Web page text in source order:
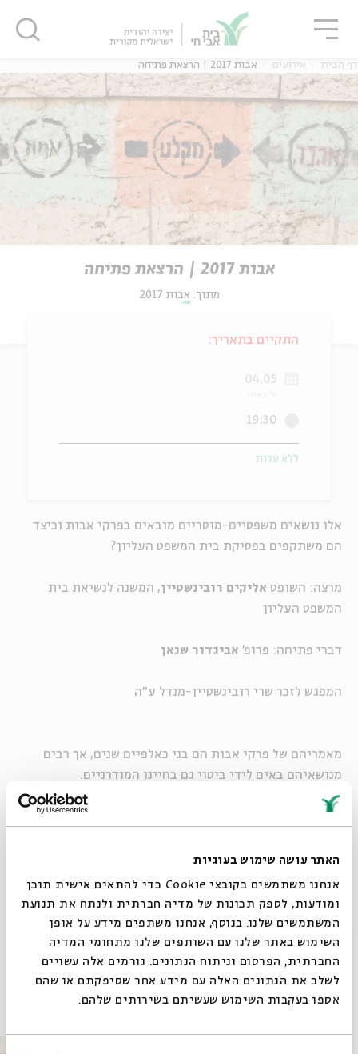
האתר עושה שימוש בעוגיות
אנחנו משתמשים בקובצי Cookie כדי להתאים אישית תוכן
ומודעות, לספק תכונות של מדיה חברתית ולנתח את תנועת
המשתמשים שלנו. בנוסף, אנחנו משתפים מידע על אופן
השימוש באתר שלנו עם השותפים שלנו מתחומי המדיה
החברתית, הפרסום וניתוח הנתונים. גורמים אלה עשויים
לשלב את הנתונים האלה עם מידע אחר שסיפקתם או שהם
אספו בעקבות השימוש שעשיתם בשירותים שלהם.
דף הבית אירועים אבות 2017 | הרצאת פתיחה
אבות 2017 | הרצאת פתיחה
מתוך: אבות 2017
אלו נושאים משפטיים-מוסריים מובאים בפרקי אבות וכיצד
הם משתקפים בפסיקת בית המשפט העליון?
מרצה: השופט אליקים רובינשטיין, המשנה לנשיאת בית
המשפט העליון
דברי פתיחה: פרופ' אביגדור שנאן
המפגש לזכר שרי רובינשטיין-מנדל ע"ה
מאמריהם של פרקי אבות הם בני כאלפיים שנים, אך רבים
מנושאיהם באים לידי ביטוי גם בחיינו המודרניים.
בכל מפגש נעסוק בלימוד מונחה של משניות מתוך פרקי אבות
ובחיבורם אל החברה הישראלית.
הוספה ליומן
התקיים בתאריך:
04.05
19:30
ללא עלות
אירועים נוספים בסדרה
סגור
סגור